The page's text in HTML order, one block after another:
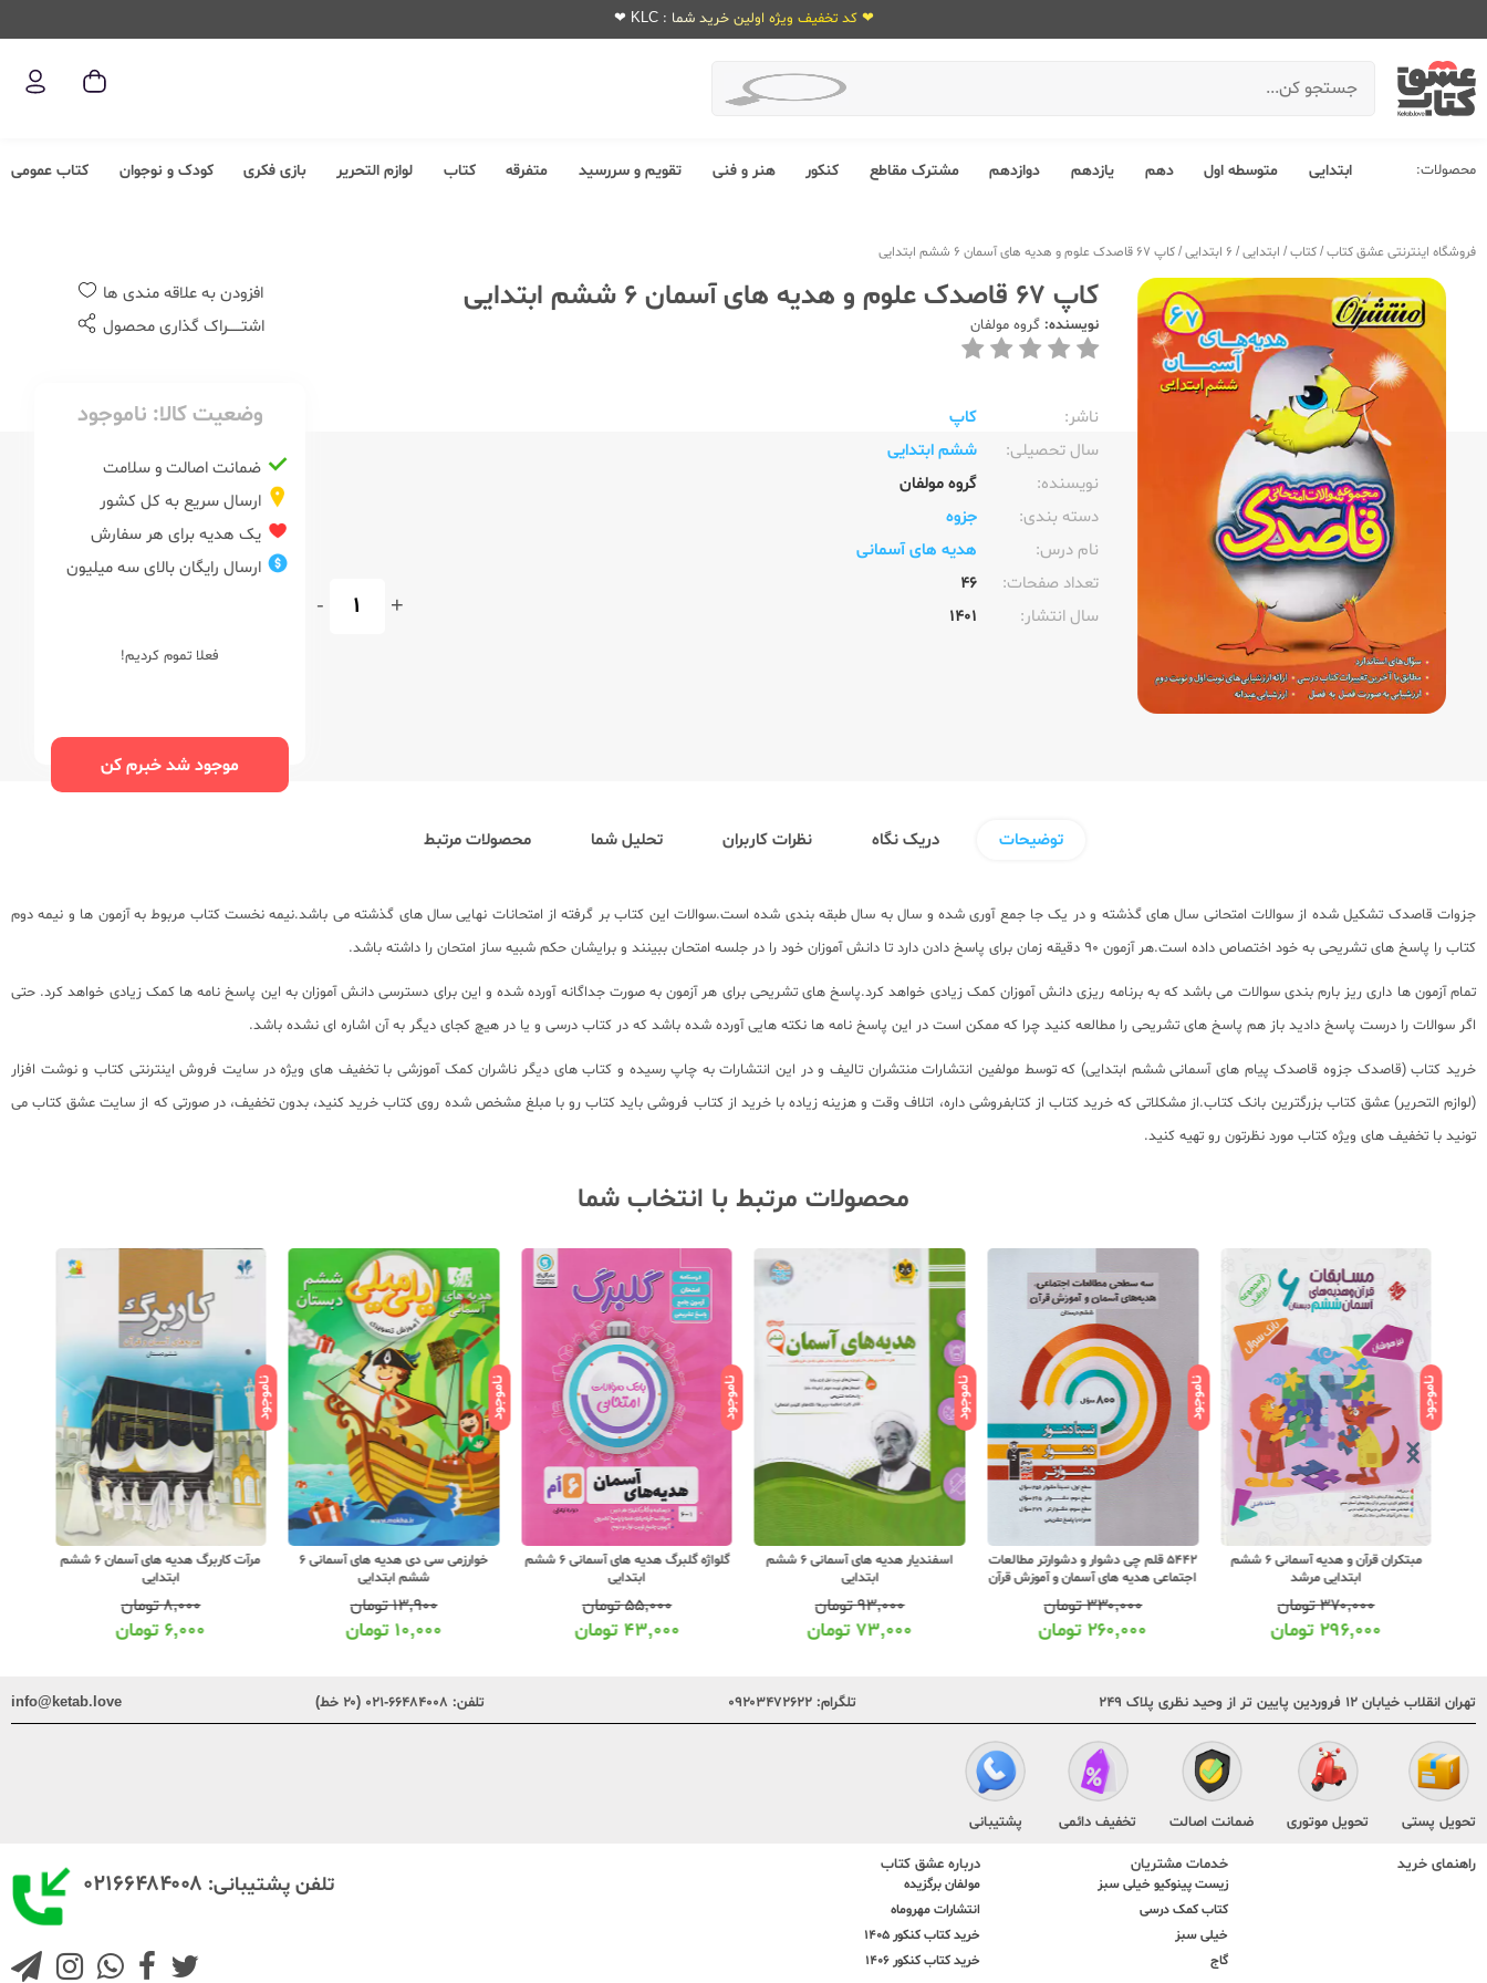
❤ کد تخفیف ویژه اولین خرید شما : KLC ❤
محصولات: ابتدایی متوسطه اول دهم یازدهم دوازدهم مشترک مقاطع کنکور هنر و فنی تقویم و سررسید متفرقه کتاب لوازم التحریر بازی فکری کودک و نوجوان کتاب عمومی
فروشگاه اینترنتی عشق کتاب/کتاب/ ابتدایی/ 6 ابتدایی /کاپ 67 قاصدک علوم و هدیه های آسمان 6 ششم ابتدایی
کاپ 67 قاصدک علوم و هدیه های آسمان 6 ششم ابتدایی
نویسنده: گروه مولفان
ناشر:‌
کاپ
سال تحصیلی:‌
ششم ابتدایی
نویسنده:‌
گروه مولفان
دسته بندی:
جزوه
نام درس:
هدیه های آسمانی
تعداد صفحات:‌
46
سال انتشار:‌
1401
+
-
افزودن به علاقه مندی ها
اشتــــــراک گذاری محصول
وضعیت کالا: ناموجود
ضمانت اصالت و سلامت
ارسال سریع به کل کشور
یک هدیه برای هر سفارش
ارسال رایگان بالای سه میلیون
فعلا تموم کردیم!
موجود شد خبرم کن
توضیحات دریک نگاه نظرات کاربران تحلیل شما محصولات مرتبط
جزوات قاصدک تشکیل شده از سوالات امتحانی سال های گذشته و در یک جا جمع آوری شده و سال به سال طبقه بندی شده است.سوالات این کتاب بر گرفته از امتحانات نهایی سال های گذشته می باشد.نیمه نخست کتاب مربوط به آزمون ها و نیمه دوم
کتاب را پاسخ های تشریحی به خود اختصاص داده است.هر آزمون 90 دقیقه زمان برای پاسخ دادن دارد تا دانش آموزان خود را در جلسه امتحان ببینند و برایشان حکم شبیه ساز امتحان را داشته باشد.
تمام آزمون ها داری ریز بارم بندی سوالات می باشد که به برنامه ریزی دانش آموزان کمک زیادی خواهد کرد.پاسخ های تشریحی برای هر آزمون به صورت جداگانه آورده شده و این برای دسترسی دانش آموزان به این پاسخ نامه ها کمک زیادی خواهد کرد. حتی
اگر سوالات را درست پاسخ دادید باز هم پاسخ های تشریحی را مطالعه کنید چرا که ممکن است در این پاسخ نامه ها نکته هایی آورده شده باشد که در کتاب درسی و یا در هیچ کجای دیگر به آن اشاره ای نشده باشد.
خرید کتاب (قاصدک جزوه قاصدک پیام های آسمانی ششم ابتدایی) که توسط مولفین انتشارات منتشران تالیف و در این انتشارات به چاپ رسیده و کتاب های دیگر ناشران کمک آموزشی با تخفیف های ویژه در سایت فروش اینترنتی کتاب و نوشت افزار
(لوازم التحریر) عشق کتاببزرگترین بانک کتاب.از مشکلاتی که خرید کتاب از کتابفروشی داره، اتلاف وقت و هزینه زیاده با خرید از کتاب فروشی باید کتاب رو با مبلغ مشخص شده روی کتاب خرید کنید، بدون تخفیف، در صورتی که از سایت عشق کتاب می
تونید با تخفیف های ویژه کتاب مورد نظرتون رو تهیه کنید.
محصولات مرتبط با انتخاب شما
ناموجود
مبتکران قرآن و هدیه آسمانی 6 ششم
ابتدایی مرشد
۳۷۰,۰۰۰تومان
۲۹۶,۰۰۰تومان
ناموجود
5442 قلم چی دشوار و دشوارتر مطالعات
اجتماعی هدیه های آسمان و آموزش قرآن
۳۳۰,۰۰۰تومان
۲۶۰,۰۰۰تومان
ناموجود
اسفندیار هدیه های آسمانی 6 ششم
ابتدایی
۹۳,۰۰۰تومان
۷۳,۰۰۰تومان
ناموجود
گلواژه گلبرگ هدیه های آسمانی 6 ششم
ابتدایی
۵۵,۰۰۰تومان
۴۳,۰۰۰ تومان
ناموجود
خوارزمی سی دی هدیه های آسمانی 6
ششم ابتدایی
۱۳,۹۰۰تومان
۱۰,۰۰۰ تومان
ناموجود
مرآت کاربرگ هدیه های آسمان 6 ششم
ابتدایی
۸,۰۰۰تومان
۶,۰۰۰تومان
تهران انقلاب خیابان ۱۲ فروردین پایین تر از وحید نظری پلاک ۲۴۹ تلگرام: ۰۹۲۰۳۴۷۲۶۲۲ تلفن: ۶۶۴۸۴۰۰۸-۰۲۱ (۲۰ خط) info@ketab.love
تحویل پستی تحویل موتوری ضمانت اصالت تخفیف دائمی پشتیبانی
راهنمای خرید خدمات مشتریان
زیست پینوکیو خیلی سبز
کتاب کمک درسی
خیلی سبز
گاج
درباره عشق کتاب
مولفان برگزیده
انتشارات مهروماه
خرید کتاب کنکور 1405
خرید کتاب کنکور 1406
تلفن پشتیبانی: ۰۲۱۶۶۴۸۴۰۰۸